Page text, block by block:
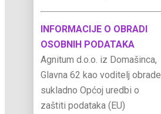
INFORMACIJE O OBRADI
OSOBNIH PODATAKA
Agnitum d.o.o. iz Domašinca,
Glavna 62 kao voditelj obrade
sukladno Općoj uredbi o
zaštiti podataka (EU)